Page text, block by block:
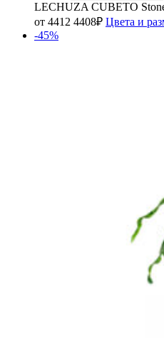
LECHUZA CUBETO
от 4412 4408₽ Цвета и
-45%